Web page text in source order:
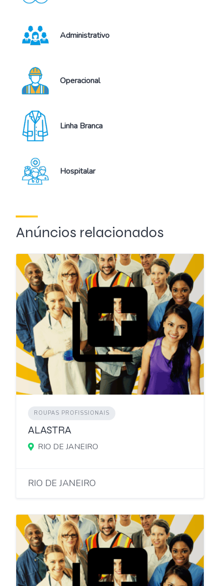
Administrativo
Operacional
Linha Branca
Hospitalar
Anúncios relacionados
ROUPAS PROFISSIONAIS
ALASTRA
RIO DE JANEIRO
RIO DE JANEIRO